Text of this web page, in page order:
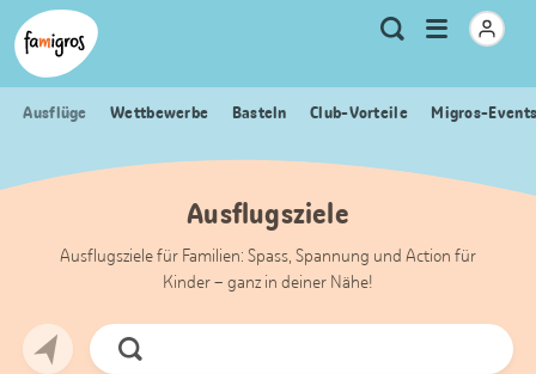
Sprungmarken
Navigation
Header
Logo
Meta
Navigation
Suche
Menu
öffnen
Ausflüge Wettbewerbe Basteln Club-Vorteile Migros-
Ausflugsziele
Ausflugsziele für Familien: Spass, Spannung und Action für
Kinder – ganz in deiner Nähe!
Jetzt